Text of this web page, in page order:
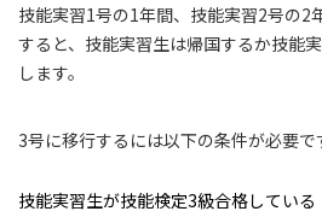
技能実習1号の1年間、技能実習2号の2
すると、技能実習生は帰国するか技能
します。
3号に移行するには以下の条件が必要で
技能実習生が技能検定3級合格している